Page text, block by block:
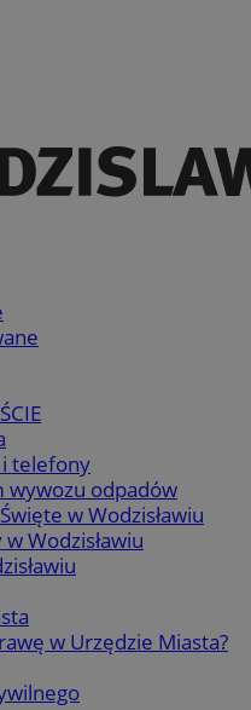
telefony
wywozu odpadów
w Wodzisławiu
w Wodzisławiu
w Urzędzie Miasta?